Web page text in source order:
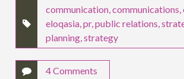
communication ,communications ,
eloqasia ,pr,public relations ,
planning ,strategy
4 Comments